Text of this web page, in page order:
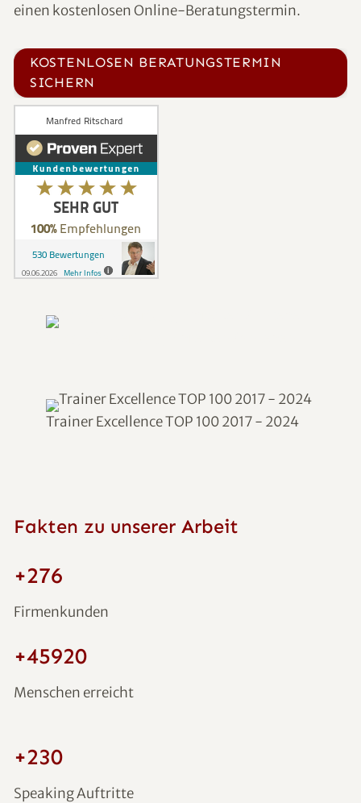
einen kostenlosen Online-Beratungstermin.
KOSTENLOSEN BERATUNGSTERMIN
SICHERN
Trainer Excellence TOP 100 2017 - 2024
Fakten zu unserer Arbeit
+289
Firmenkunden
+48100
Menschen erreicht
+241
Speaking Auftritte